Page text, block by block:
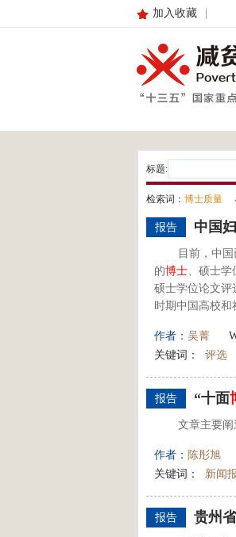
加入收藏
标题:
检索词： 博士质量
报告 中国
目前，中
的博士、硕士学
硕士学位论文评
时期中国高校和
作者： 吴菁
关键词：
评选
报告 “十面
文章主要阐
作者： 陈彤旭
关键词：
新闻
报告 贵州